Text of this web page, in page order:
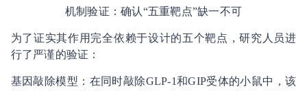
机制验证：确认“五重靶点”缺一不可
为了证实其作用完全依赖于设计的五个靶点，研究人员进
行了严谨的验证：
基因敲除模型：在同时敲除GLP-1和GIP受体的小鼠中，该